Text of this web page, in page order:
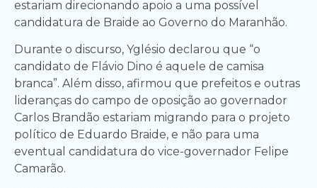
estariam direcionando apoio a uma possível
candidatura de Braide ao Governo do Maranhão.
Durante o discurso, Yglésio declarou que “o
candidato de Flávio Dino é aquele de camisa
branca”. Além disso, afirmou que prefeitos e outras
lideranças do campo de oposição ao governador
Carlos Brandão estariam migrando para o projeto
político de Eduardo Braide, e não para uma
eventual candidatura do vice-governador Felipe
Camarão.